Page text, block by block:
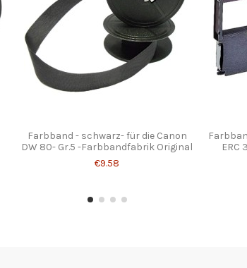
Farbband - schwarz- für die Canon
DW 80- Gr.5 -Farbbandfabrik Original
€9.58
ERC